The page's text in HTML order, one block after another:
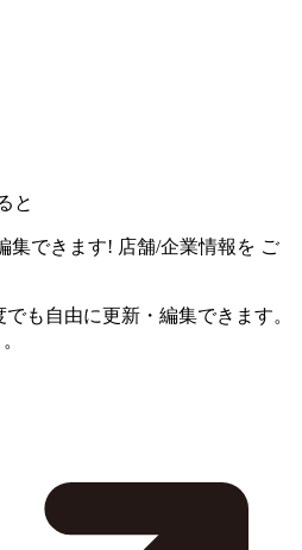
と
集できます! 店舗/企業情報を ご
も自由に更新・編集できます。